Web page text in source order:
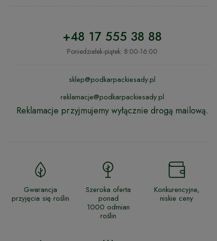
+48 17 555 38 88
Poniedziałek-piątek: 8:00-16:00
sklep@podkarpackiesady.pl
reklamacje@podkarpackiesady.pl
Reklamacje przyjmujemy wyłącznie drogą mailową.
Gwarancja
przyjęcia się roślin
Szeroka oferta
ponad
1000 odmian
roślin
Konkurencyjne,
niskie ceny